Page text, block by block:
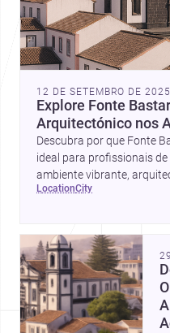
12 DE SETEMBRO DE 2025
Explore Fonte
Arquitectónico nos
Descubra por que Fonte
ideal para profissionais
ambiente vibrante,
comunidade de
location city